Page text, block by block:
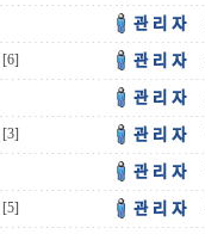
[6]
[3]
[5]